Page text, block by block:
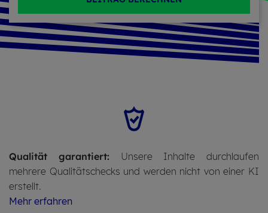
Qualität garantiert: Unsere Inhalte durchlaufen
mehrere Qualitätschecks und werden nicht von einer KI
erstellt.
Mehr erfahren